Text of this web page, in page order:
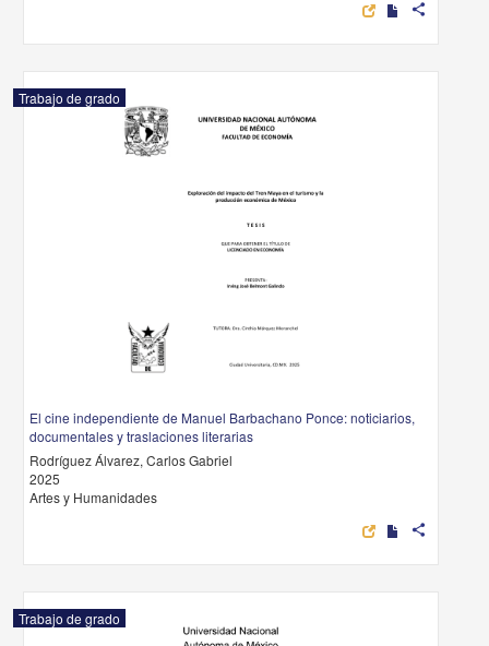
share
Trabajo de grado
El cine independiente de Manuel Barbachano Ponce: noticiarios,
documentales y traslaciones literarias
Rodríguez Álvarez, Carlos Gabriel
2025
Artes y Humanidades
share
Trabajo de grado